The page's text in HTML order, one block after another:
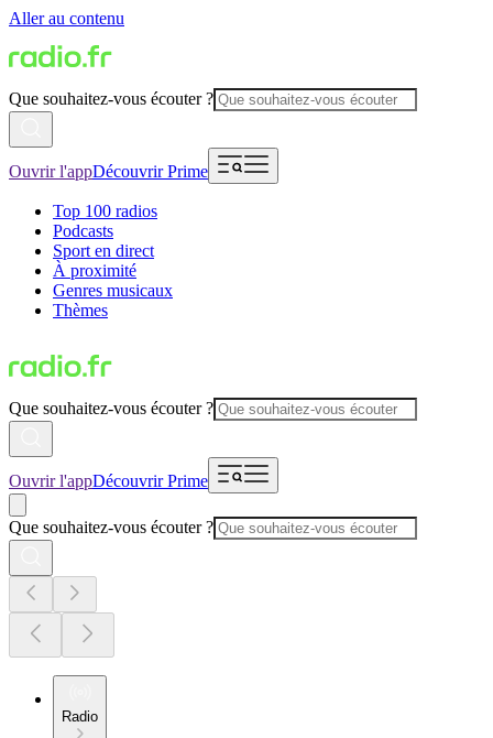
Aller au contenu
Que souhaitez-vous écouter ?
Ouvrir l'appDécouvrir Prime
Top 100 radios
Podcasts
Sport en direct
À proximité
Genres musicaux
Thèmes
Que souhaitez-vous écouter ?
Ouvrir l'appDécouvrir Prime
Que souhaitez-vous écouter ?
Radio